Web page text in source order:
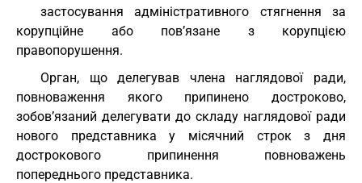
застосування адміністративного стягнення за
корупційне або пов’язане з корупцією
правопорушення.
Орган, що делегував члена наглядової ради,
повноваження якого припинено достроково,
зобов’язаний делегувати до складу наглядової ради
нового представника у місячний строк з дня
дострокового припинення повноважень
попереднього представника.